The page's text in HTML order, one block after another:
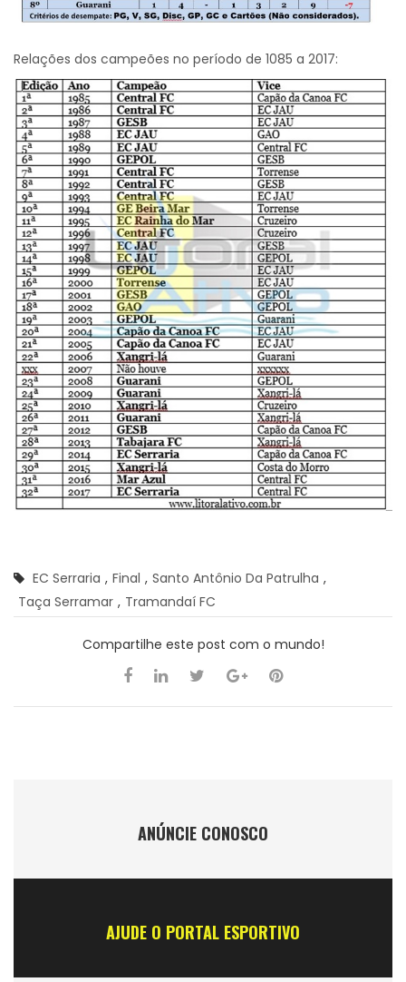
Relações dos campeões no período de 1085 a 2017:
EC Serraria , Final , Santo Antônio Da Patrulha ,
Taça Serramar , Tramandaí FC
Compartilhe este post com o mundo!
ANÚNCIE CONOSCO
AJUDE O PORTAL ESPORTIVO